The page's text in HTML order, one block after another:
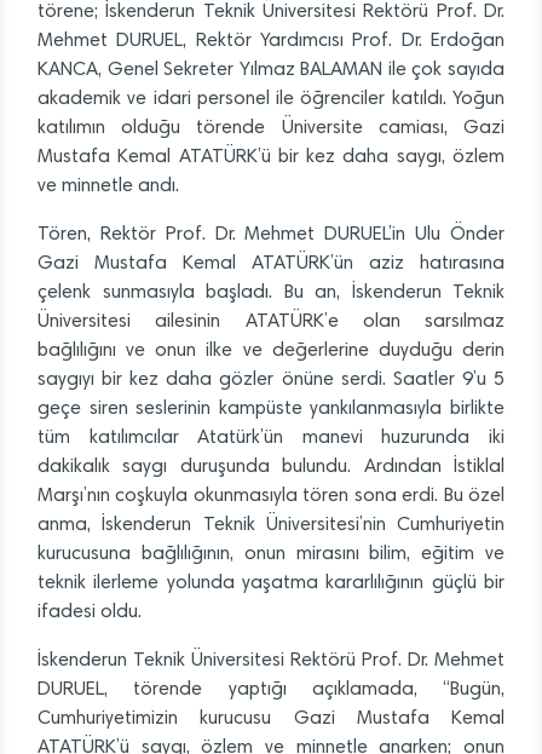
törene; İskenderun Teknik Üniversitesi Rektörü Prof. Dr.
Mehmet DURUEL, Rektör Yardımcısı Prof. Dr. Erdoğan
KANCA, Genel Sekreter Yılmaz BALAMAN ile çok sayıda
akademik ve idari personel ile öğrenciler katıldı. Yoğun
katılımın olduğu törende Üniversite camiası, Gazi
Mustafa Kemal ATATÜRK’ü bir kez daha saygı, özlem
ve minnetle andı.
Tören, Rektör Prof. Dr. Mehmet DURUEL’in Ulu Önder
Gazi Mustafa Kemal ATATÜRK’ün aziz hatırasına
çelenk sunmasıyla başladı. Bu an, İskenderun Teknik
Üniversitesi ailesinin ATATÜRK’e olan sarsılmaz
bağlılığını ve onun ilke ve değerlerine duyduğu derin
saygıyı bir kez daha gözler önüne serdi. Saatler 9’u 5
geçe siren seslerinin kampüste yankılanmasıyla birlikte
tüm katılımcılar Atatürk’ün manevi huzurunda iki
dakikalık saygı duruşunda bulundu. Ardından İstiklal
Marşı’nın coşkuyla okunmasıyla tören sona erdi. Bu özel
anma, İskenderun Teknik Üniversitesi’nin Cumhuriyetin
kurucusuna bağlılığının, onun mirasını bilim, eğitim ve
teknik ilerleme yolunda yaşatma kararlılığının güçlü bir
ifadesi oldu.
İskenderun Teknik Üniversitesi Rektörü Prof. Dr. Mehmet
DURUEL, törende yaptığı açıklamada, “Bugün,
Cumhuriyetimizin kurucusu Gazi Mustafa Kemal
ATATÜRK’ü saygı, özlem ve minnetle anarken; onun